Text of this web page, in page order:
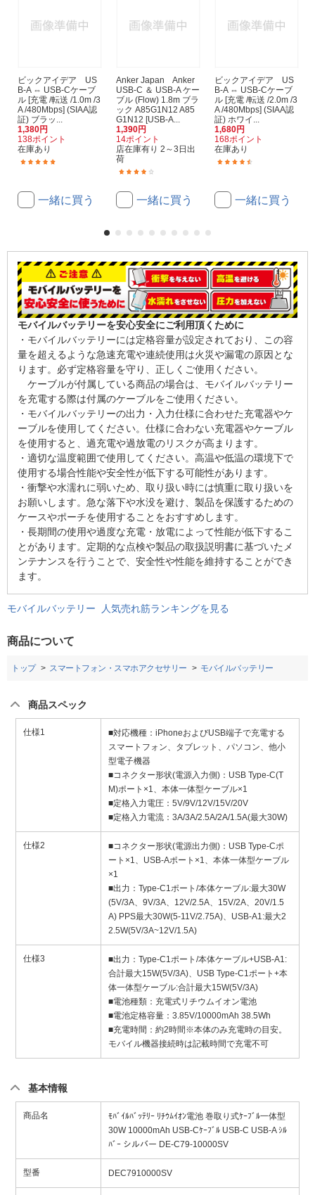
ビックアイデア US
B-A ⇔ USB-Cケーブ
ル [充電 /転送 /1.0m /3
A /480Mbps] (SIAA認
証) ブラッ...
1,380円
138ポイント
在庫あり
一緒に買う
Anker Japan Anker
USB-C ＆ USB-A ケー
ブル (Flow) 1.8m ブラ
ック A85G1N12 A85
G1N12 [USB-A...
1,390円
14ポイント
店在庫有り 2～3日出
荷
一緒に買う
ビックアイデア US
B-A ⇔ USB-Cケーブ
ル [充電 /転送 /2.0m /3
A /480Mbps] (SIAA認
証) ホワイ...
1,680円
168ポイント
在庫あり
一緒に買う
モバイルバッテリーを安心安全にご利用頂くために
・モバイルバッテリーには定格容量が設定されており、この容
量を超えるような急速充電や連続使用は火災や漏電の原因とな
ります。必ず定格容量を守り、正しくご使用ください。
ケーブルが付属している商品の場合は、モバイルバッテリー
を充電する際は付属のケーブルをご使用ください。
・モバイルバッテリーの出力・入力仕様に合わせた充電器やケ
ーブルを使用してください。仕様に合わない充電器やケーブル
を使用すると、過充電や過放電のリスクが高まります。
・適切な温度範囲で使用してください。高温や低温の環境下で
使用する場合性能や安全性が低下する可能性があります。
・衝撃や水濡れに弱いため、取り扱い時には慎重に取り扱いを
お願いします。急な落下や水没を避け、製品を保護するための
ケースやポーチを使用することをおすすめします。
・長期間の使用や過度な充電・放電によって性能が低下するこ
とがあります。定期的な点検や製品の取扱説明書に基づいたメ
ンテナンスを行うことで、安全性や性能を維持することができ
ます。
モバイルバッテリー 人気売れ筋ランキングを見る
商品について
トップ スマートフォン・スマホアクセサリー モバイルバッテリー
商品スペック
仕様1
■対応機種：iPhoneおよびUSB端子で充電する
スマートフォン、タブレット、パソコン、他小
型電子機器
■コネクター形状(電源入力側)：USB Type-C(T
M)ポート×1、本体一体型ケーブル×1
■定格入力電圧：5V/9V/12V/15V/20V
■定格入力電流：3A/3A/2.5A/2A/1.5A(最大30W)
仕様2
■コネクター形状(電源出力側)：USB Type-Cポ
ート×1、USB-Aポート×1、本体一体型ケーブル
×1
■出力：Type-C1ポート/本体ケーブル:最大30W
(5V/3A、9V/3A、12V/2.5A、15V/2A、20V/1.5
A) PPS最大30W(5-11V/2.75A)、USB-A1:最大2
2.5W(5V/3A~12V/1.5A)
仕様3
■出力：Type-C1ポート/本体ケーブル+USB-A1:
合計最大15W(5V/3A)、USB Type-C1ポート+本
体一体型ケーブル:合計最大15W(5V/3A)
■電池種類：充電式リチウムイオン電池
■電池定格容量：3.85V/10000mAh 38.5Wh
■充電時間：約2時間※本体のみ充電時の目安。
モバイル機器接続時は記載時間で充電不可
基本情報
商品名
ﾓﾊﾞｲﾙﾊﾞｯﾃﾘｰ ﾘﾁｳﾑｲｵﾝ電池 巻取り式ｹｰﾌﾞﾙ一体型
30W 10000mAh USB-Cｹｰﾌﾞﾙ USB-C USB-A ｼﾙ
ﾊﾞｰ シルバー DE-C79-10000SV
型番 DEC7910000SV